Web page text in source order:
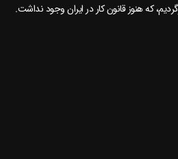
که هنوز قانون کار در ایران وجود نداشت.